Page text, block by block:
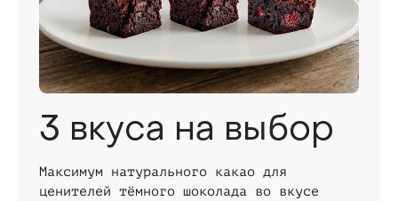
3 вкуса на выбор
Максимум натурального какао для
ценителей тёмного шоколада во вкусе